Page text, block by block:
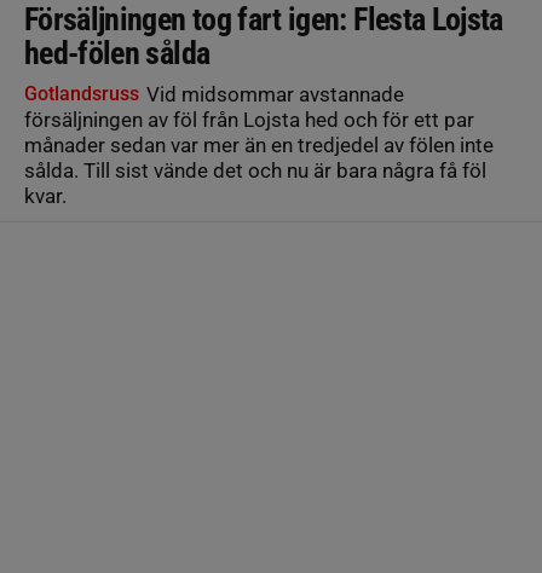
Försäljningen tog fart igen: Flesta Lojsta
hed-fölen sålda
Gotlandsruss Vid midsommar avstannade
försäljningen av föl från Lojsta hed och för ett par
månader sedan var mer än en tredjedel av fölen inte
sålda. Till sist vände det och nu är bara några få föl
kvar.